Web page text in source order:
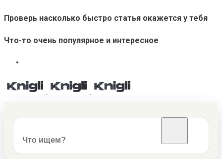
Проверь насколько быстро статья окажется у тебя
Что-то очень популярное и интересное